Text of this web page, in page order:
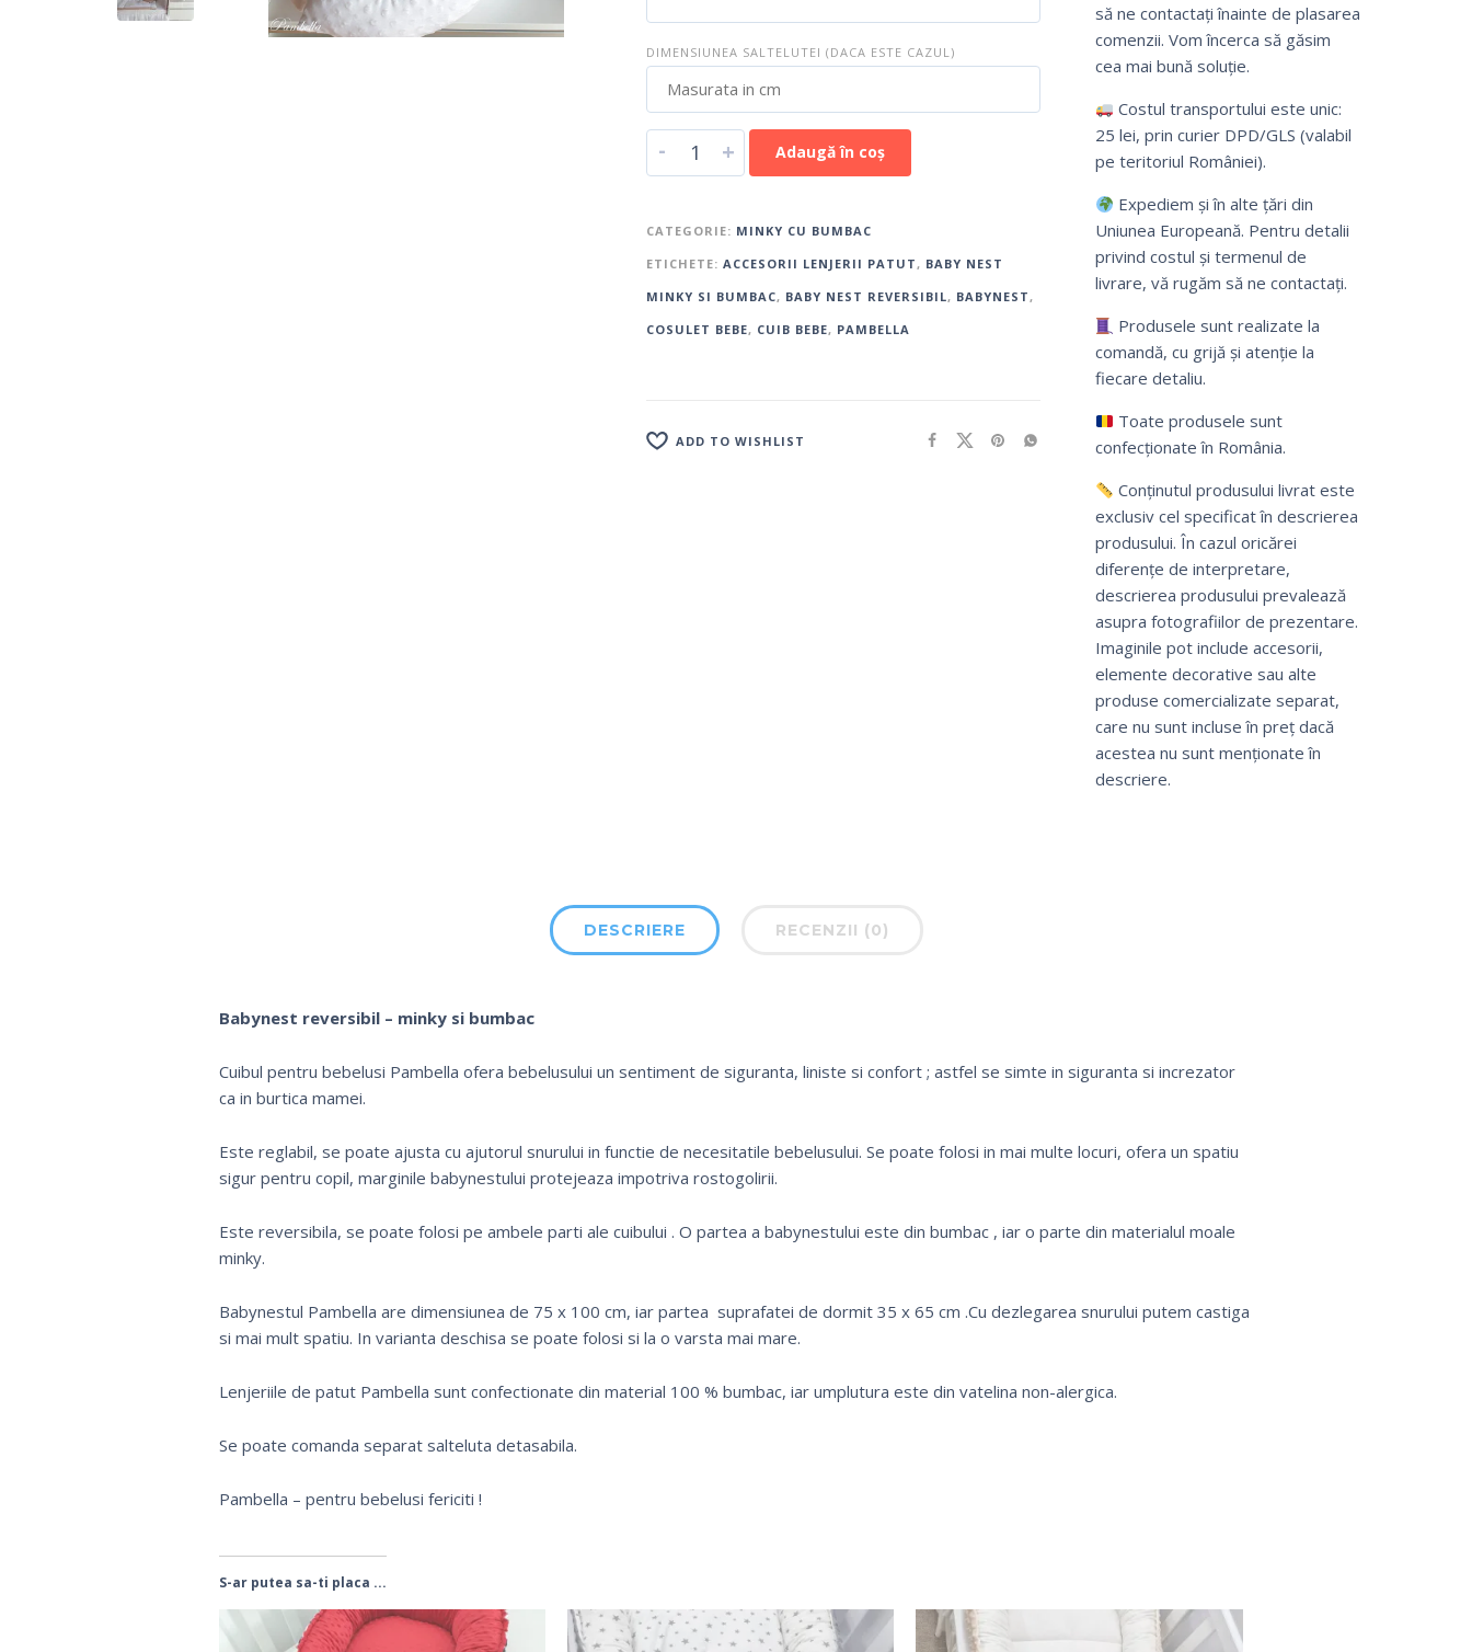
DIMENSIUNEA SALTELUTEI (DACA ESTE CAZUL)
- + Adaugă în coș
CATEGORIE: MINKY CU BUMBAC
ETICHETE: ACCESORII LENJERII PATUT , BABY NEST
MINKY SI BUMBAC, BABY NEST REVERSIBIL, BABYNEST ,
COSULET BEBE, CUIB BEBE, PAMBELLA
ADD TO WISHLIST
să ne contactați înainte de plasarea
comenzii. Vom încerca să găsim
cea mai bună soluție.
Costul transportului este unic:
25 lei, prin curier DPD/GLS (valabil
pe teritoriul României).
Expediem și în alte țări din
Uniunea Europeană. Pentru detalii
privind costul și termenul de
livrare, vă rugăm să ne contactați.
Produsele sunt realizate la
comandă, cu grijă și atenție la
fiecare detaliu.
Toate produsele sunt
confecționate în România.
Conținutul produsului livrat este
exclusiv cel specificat în descrierea
produsului. În cazul oricărei
diferențe de interpretare,
descrierea produsului prevalează
asupra fotografiilor de prezentare.
Imaginile pot include accesorii,
elemente decorative sau alte
produse comercializate separat,
care nu sunt incluse în preț dacă
acestea nu sunt menționate în
descriere.
DESCRIERE RECENZII (0)
Babynest reversibil – minky si bumbac
Cuibul pentru bebelusi Pambella ofera bebelusului un sentiment de siguranta, liniste si confort ; astfel se simte in siguranta si increzator
ca in burtica mamei.
Este reglabil, se poate ajusta cu ajutorul snurului in functie de necesitatile bebelusului. Se poate folosi in mai multe locuri, ofera un spatiu
sigur pentru copil, marginile babynestului protejeaza impotriva rostogolirii.
Este reversibila, se poate folosi pe ambele parti ale cuibului . O partea a babynestului este din bumbac , iar o parte din materialul moale
minky.
Babynestul Pambella are dimensiunea de 75 x 100 cm, iar partea suprafatei de dormit 35 x 65 cm .Cu dezlegarea snurului putem castiga
si mai mult spatiu. In varianta deschisa se poate folosi si la o varsta mai mare.
Lenjeriile de patut Pambella sunt confectionate din material 100 % bumbac, iar umplutura este din vatelina non-alergica.
Se poate comanda separat salteluta detasabila.
Pambella – pentru bebelusi fericiti !
S-ar putea sa-ti placa ...